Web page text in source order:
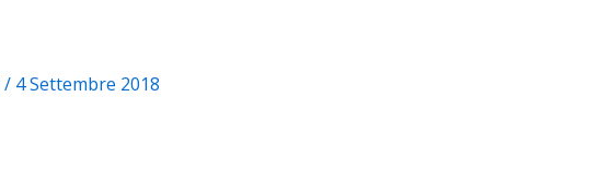
/ 4 Settembre 2018